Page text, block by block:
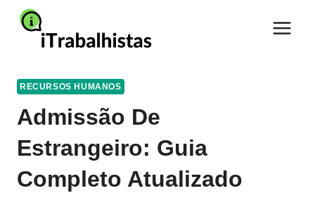
Pular
para
RECURSOS HUMANOS
Admissão De
Estrangeiro: Guia
Completo Atualizado